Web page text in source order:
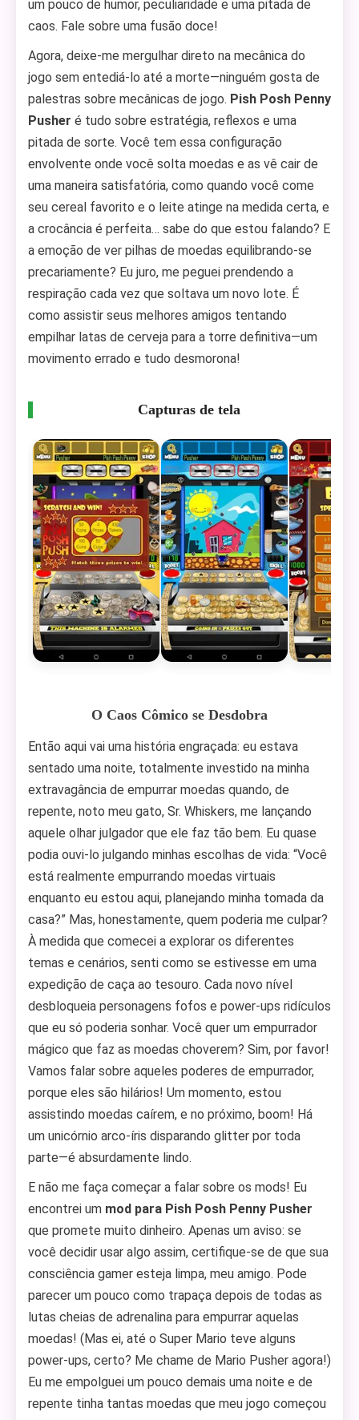
um pouco de humor, peculiaridade e uma pitada de
caos. Fale sobre uma fusão doce!
Agora, deixe-me mergulhar direto na mecânica do
jogo sem entediá-lo até a morte—ninguém gosta de
palestras sobre mecânicas de jogo. Pish Posh Penny
Pusher é tudo sobre estratégia, reflexos e uma
pitada de sorte. Você tem essa configuração
envolvente onde você solta moedas e as vê cair de
uma maneira satisfatória, como quando você come
seu cereal favorito e o leite atinge na medida certa, e
a crocância é perfeita… sabe do que estou falando? E
a emoção de ver pilhas de moedas equilibrando-se
precariamente? Eu juro, me peguei prendendo a
respiração cada vez que soltava um novo lote. É
como assistir seus melhores amigos tentando
empilhar latas de cerveja para a torre definitiva—um
movimento errado e tudo desmorona!
Capturas de tela
O Caos Cômico se Desdobra
Então aqui vai uma história engraçada: eu estava
sentado uma noite, totalmente investido na minha
extravagância de empurrar moedas quando, de
repente, noto meu gato, Sr. Whiskers, me lançando
aquele olhar julgador que ele faz tão bem. Eu quase
podia ouvi-lo julgando minhas escolhas de vida: “Você
está realmente empurrando moedas virtuais
enquanto eu estou aqui, planejando minha tomada da
casa?” Mas, honestamente, quem poderia me culpar?
À medida que comecei a explorar os diferentes
temas e cenários, senti como se estivesse em uma
expedição de caça ao tesouro. Cada novo nível
desbloqueia personagens fofos e power-ups ridículos
que eu só poderia sonhar. Você quer um empurrador
mágico que faz as moedas choverem? Sim, por favor!
Vamos falar sobre aqueles poderes de empurrador,
porque eles são hilários! Um momento, estou
assistindo moedas caírem, e no próximo, boom! Há
um unicórnio arco-íris disparando glitter por toda
parte—é absurdamente lindo.
E não me faça começar a falar sobre os mods! Eu
encontrei um mod para Pish Posh Penny Pusher
que promete muito dinheiro. Apenas um aviso: se
você decidir usar algo assim, certifique-se de que sua
consciência gamer esteja limpa, meu amigo. Pode
parecer um pouco como trapaça depois de todas as
lutas cheias de adrenalina para empurrar aquelas
moedas! (Mas ei, até o Super Mario teve alguns
power-ups, certo? Me chame de Mario Pusher agora!)
Eu me empolguei um pouco demais uma noite e de
repente tinha tantas moedas que meu jogo começou